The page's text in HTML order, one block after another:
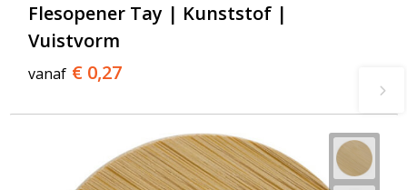
Flesopener Tay | Kunststof |
Vuistvorm
vanaf € 0,27